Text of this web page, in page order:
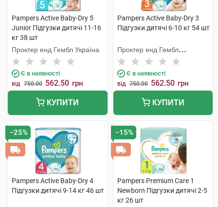
Pampers Active Baby-Dry 5
Junior Підгузки дитячі 11-16
кг 38 шт
Проктер енд Гембл Україна
Є в наявності
від 750.00 562.50 грн
КУПИТИ
Pampers Active Baby-Dry 3
Підгузки дитячі 6-10 кг 54 шт
Проктер енд Гембл
Мануфекчурінг
Є в наявності
від 750.00 562.50 грн
КУПИТИ
−25%
Pampers Active Baby-Dry 4
Підгузки дитячі 9-14 кг 46 шт
−15%
Pampers Premium Care 1
Newborn Підгузки дитячі 2-5
кг 26 шт